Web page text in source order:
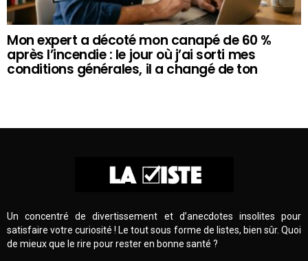
Mon expert a décoté mon canapé de 60 %
après l’incendie : le jour où j’ai sorti mes
conditions générales, il a changé de ton
Un concentré de divertissement et d’anecdotes insolites pour
satisfaire votre curiosité ! Le tout sous forme de listes, bien sûr. Quoi
de mieux que le rire pour rester en bonne santé ?